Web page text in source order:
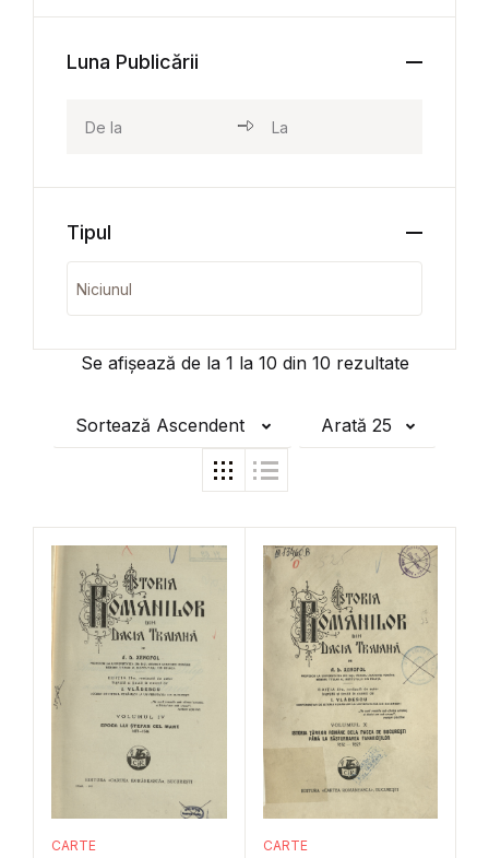
Se afișează de la 1 la 10 din 10 rezultate
Sortează Ascendent Arată 25
CARTE CARTE
Luna Publicării
Tipul